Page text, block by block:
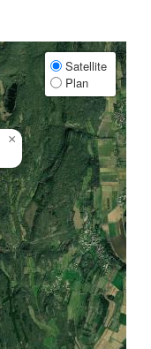
×
Satellite
Plan